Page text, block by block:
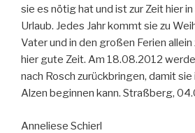
sie es nötig hat und ist zur Zeit hier
Urlaub. Jedes Jahr kommt sie zu
Vater und in den großen Ferien
hier gute Zeit. Am 18.08.2012
nach Rosch zurückbringen, damit sie
Alzen beginnen kann. Straßberg,
Anneliese Schierl